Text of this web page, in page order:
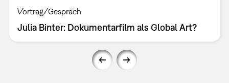
Vortrag/Gespräch
Julia Binter: Dokumentarfilm als Global Art?